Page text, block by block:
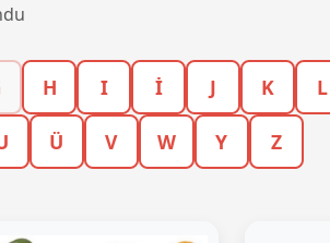
H I İ J K L
Ü V W Y Z